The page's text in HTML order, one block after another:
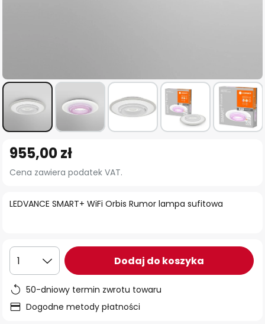
na
początek
LEDVANCE SMART+ WiFi Orbis Rumor lampa sufitowa
955,00 zł
Cena zawiera podatek VAT.
1 Dodaj do koszyka
50-dniowy termin zwrotu towaru
Dogodne metody płatności